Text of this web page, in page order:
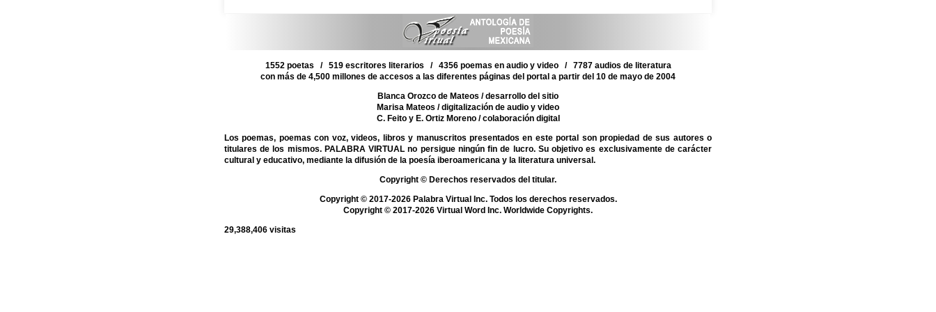
1552 poetas / 519 escritores literarios / 4356 poemas en audio y video / 7787 audios de literatura
con más de 4,500 millones de accesos a las diferentes páginas del portal a partir del 10 de mayo de 2004
Blanca Orozco de Mateos / desarrollo del sitio
Marisa Mateos / digitalización de audio y video
C. Feito y E. Ortiz Moreno/ colaboración digital
Los poemas, poemas con voz, videos, libros y manuscritos presentados en este portal son propiedad de sus autores o
titulares de los mismos. PALABRA VIRTUAL no persigue ningún fin de lucro. Su objetivo es exclusivamente de carácter
cultural y educativo, mediante la difusión de la poesía iberoamericana y la literatura universal.
Copyright © Derechos reservados del titular.
Copyright © 2017-2026 Palabra Virtual Inc. Todos los derechos reservados.
Copyright © 2017-2026 Virtual Word Inc. Worldwide Copyrights.
29,388,406 visitas